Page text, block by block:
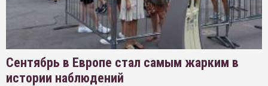
Сентябрь в Европе стал самым жарким в
истории наблюдений